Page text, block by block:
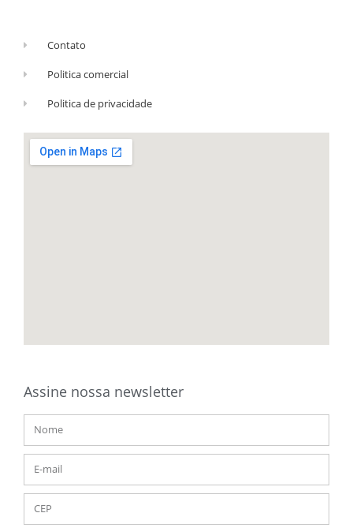
Contato
Politica comercial
Politica de privacidade
Assine nossa newsletter